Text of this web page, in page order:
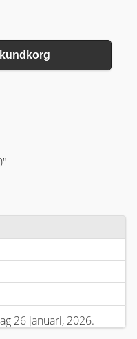
26 januari, 2026.